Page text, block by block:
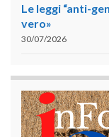
Le leggi “anti-
vero»
30/07/2026